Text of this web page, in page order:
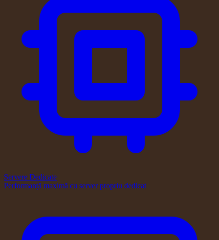
Servere Dedicate
Performanță maximă cu server propriu dedicat